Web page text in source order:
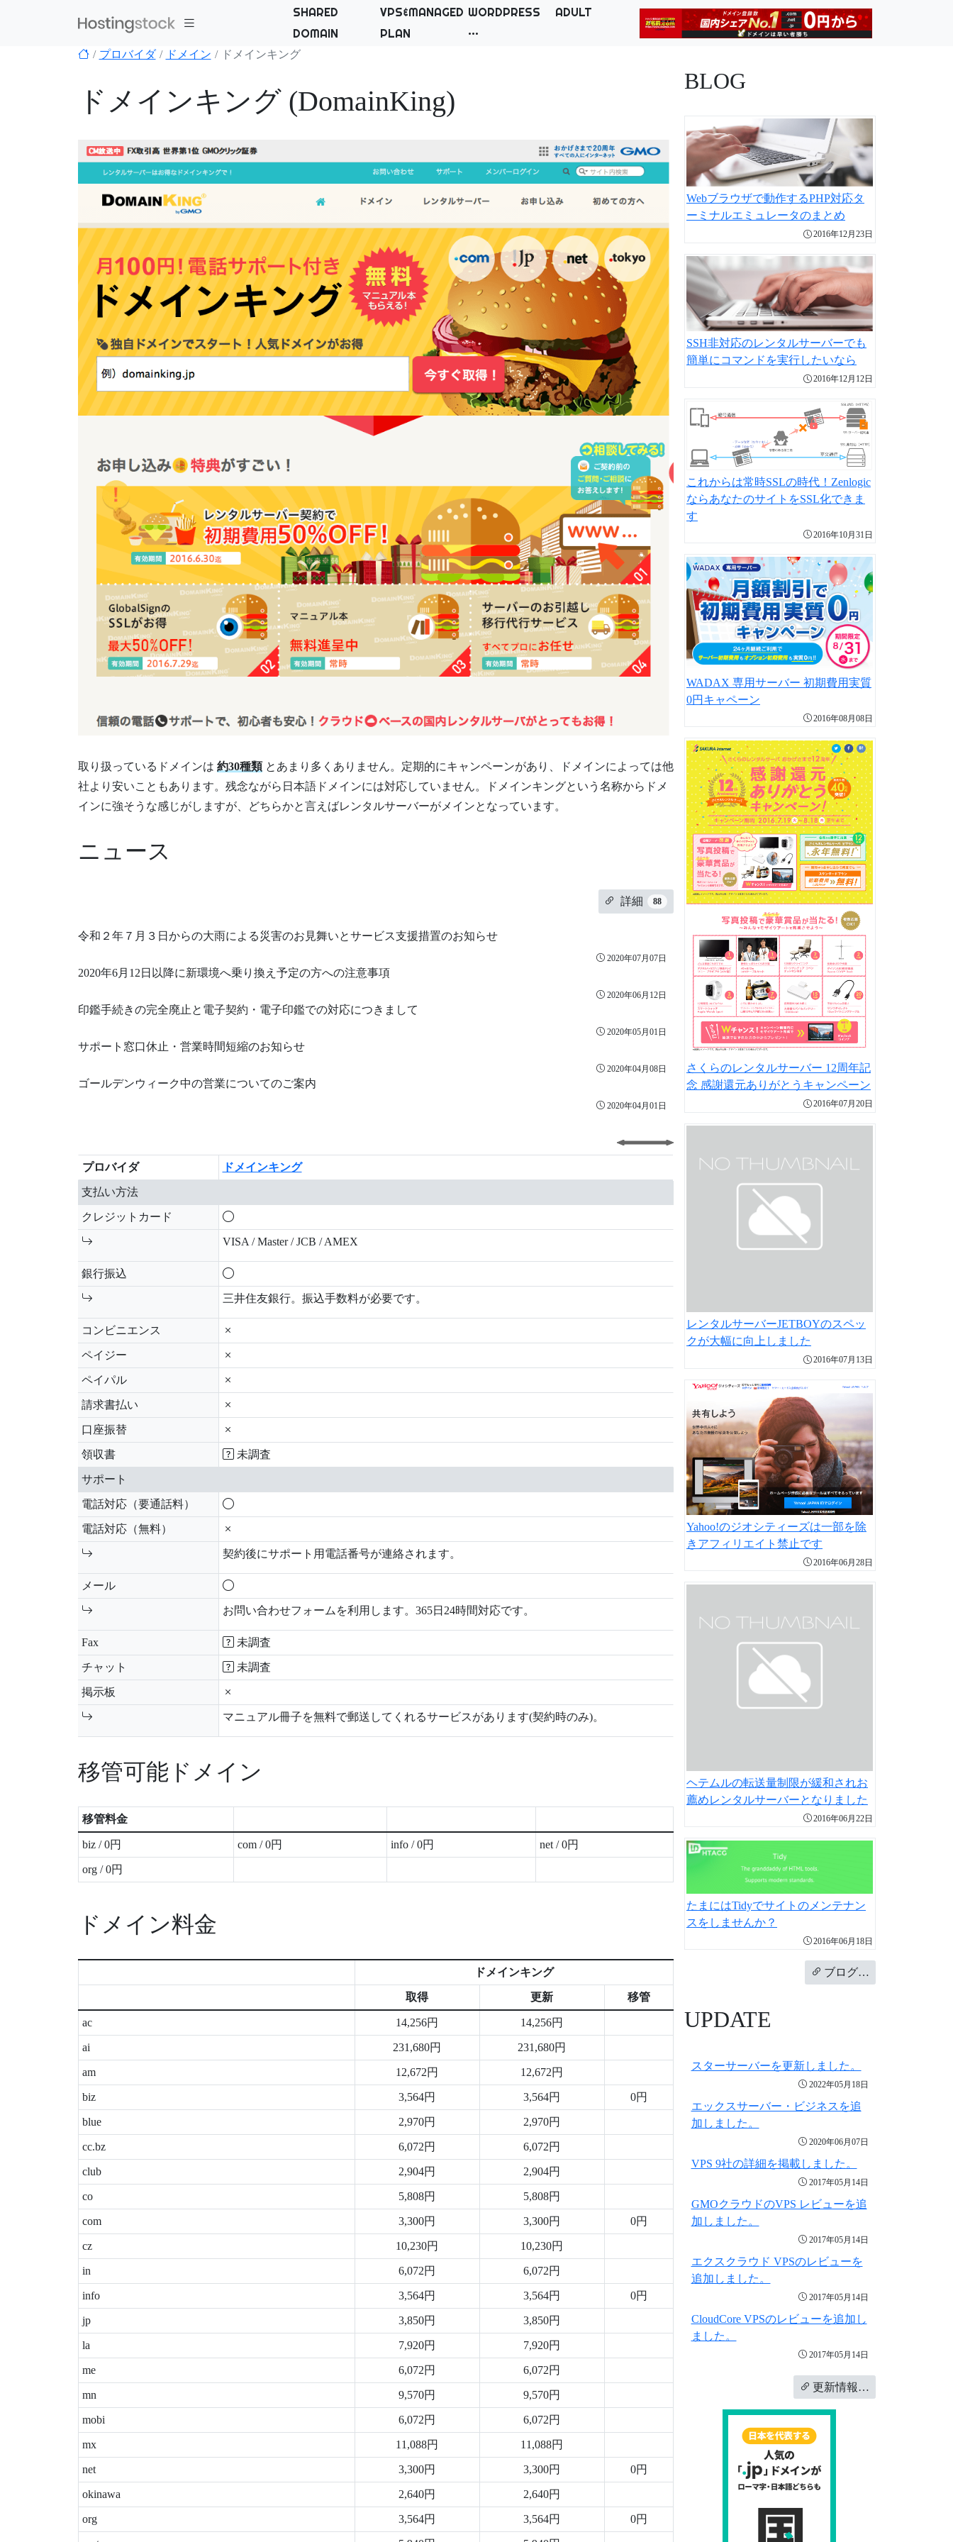
SHARED VPS&MANAGED WORDPRESS
ADULT
DOMAIN
PLAN
プロバイダ ドメイン ドメインキング
ドメインキング (DomainKing)
取り扱っているドメインは 約30種類とあまり多くありません。定期的にキャンペーンがあり、ドメインによっては他
社より安いこともあります。残念ながら日本語ドメインには対応していません。ドメインキングという名称からドメ
インに強そうな感じがしますが、どちらかと言えばレンタルサーバーがメインとなっています。
ニュース
詳細 88
令和２年７月３日からの大雨による災害のお見舞いとサービス支援措置のお知らせ
2020年07月07日
2020年6月12日以降に新環境へ乗り換え予定の方への注意事項
2020年06月12日
印鑑手続きの完全廃止と電子契約・電子印鑑での対応につきまして
2020年05月01日
サポート窓口休止・営業時間短縮のお知らせ
2020年04月08日
ゴールデンウィーク中の営業についてのご案内
2020年04月01日
プロバイダ
ドメインキング
プロバイダ
支払い方法
クレジットカード
VISA / Master / JCB / AMEX
銀行振込
三井住友銀行。振込手数料が必要です。
コンビニエンス
ペイジー
ペイパル
請求書払い
口座振替
領収書 未調査
サポート
電話対応（要通話料）
電話対応（無料）
契約後にサポート用電話番号が連絡されます。
メール
お問い合わせフォームを利用します。365日24時間対応です。
Fax 未調査
チャット 未調査
掲示板
マニュアル冊子を無料で郵送してくれるサービスがあります(契約時のみ)。
移管可能ドメイン
移管料金
biz / 0円 com / 0円 info / 0円 net / 0円
org / 0円
ドメイン料金
ドメインキング
取得 更新 移管
ac 14,256円 14,256円
ai 231,680円 231,680円
am 12,672円 12,672円
biz 3,564円 3,564円 0円
blue 2,970円 2,970円
cc.bz 6,072円 6,072円
club 2,904円 2,904円
co 5,808円 5,808円
com 3,300円 3,300円 0円
cz 10,230円 10,230円
in 6,072円 6,072円
info 3,564円 3,564円 0円
jp 3,850円 3,850円
la 7,920円 7,920円
me 6,072円 6,072円
mn 9,570円 9,570円
mobi 6,072円 6,072円
mx 11,088円 11,088円
net 3,300円 3,300円 0円
okinawa 2,640円 2,640円
org 3,564円 3,564円 0円
BLOG
Webブラウザで動作するPHP対応タ
ーミナルエミュレータのまとめ
2016年12月23日
SSH非対応のレンタルサーバーでも
簡単にコマンドを実行したいなら
2016年12月12日
これからは常時SSLの時代！Zenlogic
ならあなたのサイトをSSL化できま
す
2016年10月31日
WADAX 専用サーバー 初期費用実質
0円キャペーン
2016年08月08日
さくらのレンタルサーバー 12周年記
念 感謝還元ありがとうキャンペーン
2016年07月20日
レンタルサーバーJETBOYのスペッ
クが大幅に向上しました
2016年07月13日
Yahoo!のジオシティーズは一部を除
きアフィリエイト禁止です
2016年06月28日
ヘテムルの転送量制限が緩和されお
薦めレンタルサーバーとなりました
2016年06月22日
たまにはTidyでサイトのメンテナン
スをしませんか？
2016年06月18日
ブログ…
UPDATE
スターサーバーを更新しました。
2022年05月18日
エックスサーバー・ビジネスを追
加しました。
2020年06月07日
VPS 9社の詳細を掲載しました。
2017年05月14日
GMOクラウドのVPS レビューを追
加しました。
2017年05月14日
エクスクラウド VPSのレビューを
追加しました。
2017年05月14日
CloudCore VPSのレビューを追加し
ました。
2017年05月14日
更新情報…